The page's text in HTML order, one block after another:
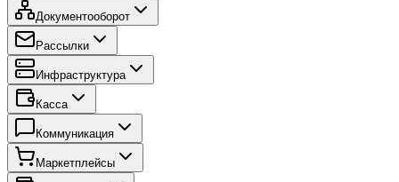
Документооборот
Рассылки
Инфраструктура
Касса
Коммуникация
Маркетплейсы